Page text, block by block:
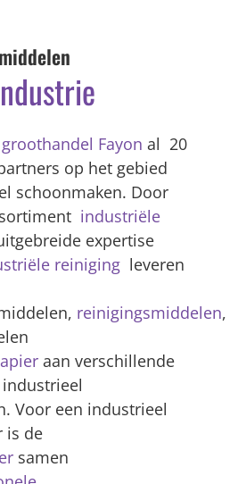
Fayon al 20
op het gebied
schoonmaken. Door
industriële
expertise
reiniging leveren
reinigingsmiddelen,
aan verschillende
Voor een industrieel
is de
samen